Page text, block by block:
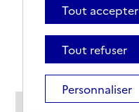
Tout accepter
Tout refuser
Personnaliser